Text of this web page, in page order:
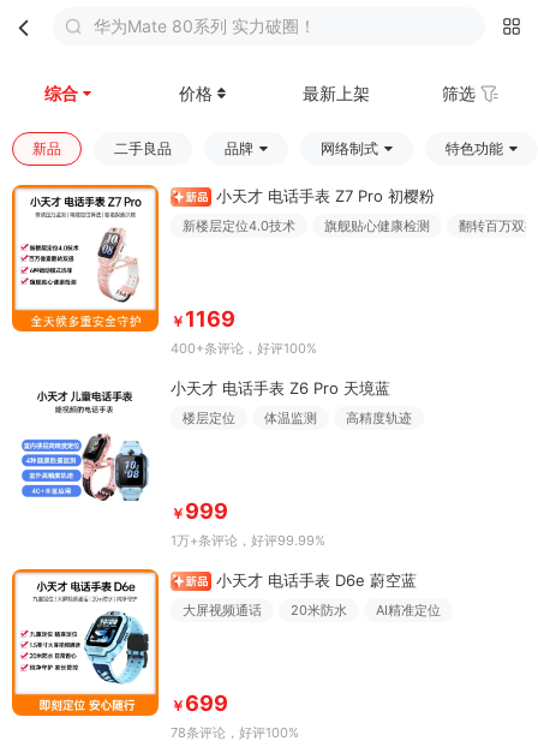
华为Mate 80系列 实力破圈！
综合 价格 最新上架 筛选
新品 二手良品 品牌 网络制式 特色功能
小天才 电话手表 Z7 Pro 初樱粉
新楼层定位4.0技术 旗舰贴心健康检测 翻转百万双
￥ 1169
400+条评论 ，好评100%
小天才 电话手表 Z6 Pro 天境蓝
楼层定位 体温监测 高精度轨迹
￥ 999
1万+条评论 ，好评99.99%
小天才 电话手表 D6e 蔚空蓝
大屏视频通话 20米防水 AI精准定位
￥699
78条评论 ，好评100%